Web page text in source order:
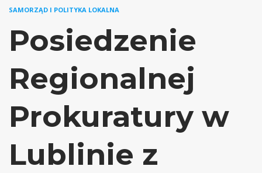
SAMORZĄD I POLITYKA LOKALNA
Posiedzenie
Regionalnej
Prokuratury w
Lublinie z